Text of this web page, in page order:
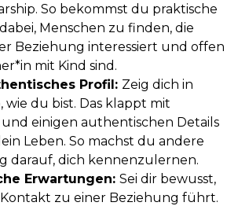
So bekommst du praktische
Menschen zu finden, die
Beziehung interessiert und offen
mit Kind sind.
Profil: Zeig dich in
wie du bist. Das klappt mit
einigen authentischen Details
Leben. So machst du andere
darauf, dich kennenzulernen.
Erwartungen: Sei dir bewusst,
zu einer Beziehung führt.